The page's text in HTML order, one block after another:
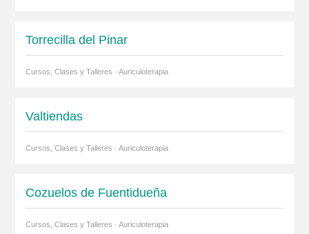
Torrecilla del Pinar
Cursos, Clases y Talleres · Auriculoterapia
Valtiendas
Cursos, Clases y Talleres · Auriculoterapia
Cozuelos de Fuentidueña
Cursos, Clases y Talleres · Auriculoterapia